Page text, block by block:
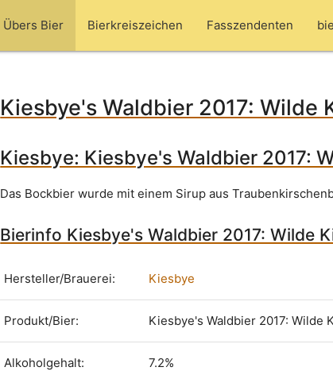
Übers Bier Bierkreiszeichen Fasszendenten
Kiesbye's Waldbier 2017: Wilde
Kiesbye: Kiesbye's Waldbier 2017:
Das Bockbier wurde mit einem Sirup aus
Bierinfo Kiesbye's Waldbier 2017: Wilde
Hersteller/Brauerei: Kiesbye
Produkt/Bier: Kiesbye's Waldbier 2017: Wilde
Alkoholgehalt: 7.2%